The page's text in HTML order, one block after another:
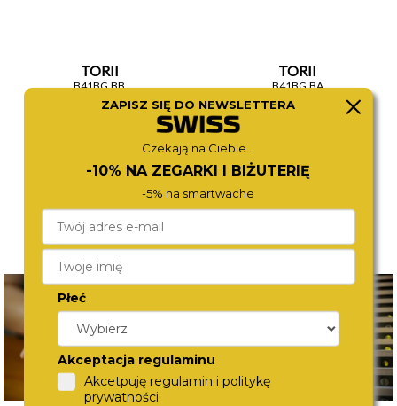
TORII
B41BG.BB
590,-
TORII
B41BG.BA
590,-
ZAPISZ SIĘ DO NEWSLETTERA
Czekają na Ciebie...
-10% NA ZEGARKI I BIŻUTERIĘ
-5% na smartwache
Płeć
Akceptacja regulaminu
Akcetpuję regulamin i politykę
prywatności